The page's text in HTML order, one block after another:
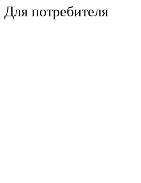
Для потребителя